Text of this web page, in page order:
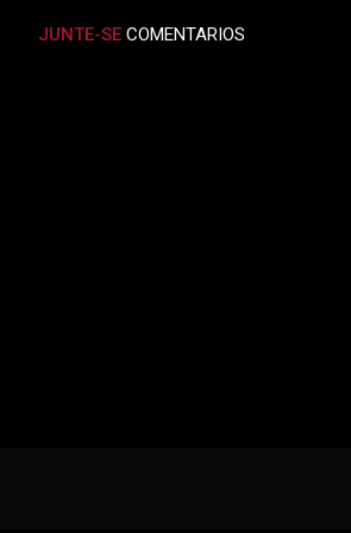
JUNTE-SE COMENTARIOS